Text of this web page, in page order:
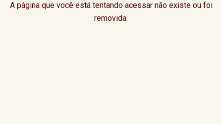
A página que você está tentando acessar não existe ou foi
removida.